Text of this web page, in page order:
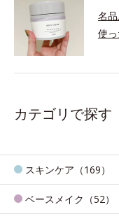
名
使
カテゴリで探す
スキンケア（169）
ベースメイク（52）